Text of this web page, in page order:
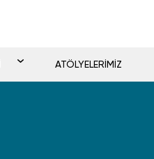
ATÖLYELERİMİZ